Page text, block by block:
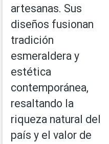
artesanas. Sus
diseños fusionan
tradición
esmeraldera y
estética
contemporánea,
resaltando la
riqueza natural del
país y el valor de